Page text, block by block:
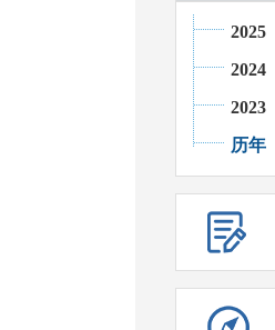
2025
2024
2023
历年